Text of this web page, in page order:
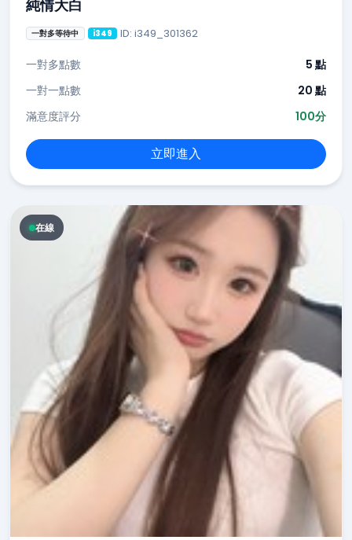
純情大白
一對多等待中 i349 ID: i349_301362
一對多點數
5 點
一對一點數
20 點
滿意度評分
100分
立即進入
在線